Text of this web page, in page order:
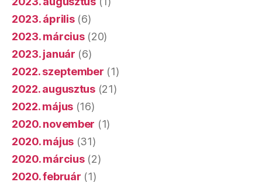
2023. április(6)
2023. március(20)
2023. január (6)
2022. szeptember (1)
2022. augusztus(21)
2022. május (16)
2020. november (1)
2020. május (31)
2020. március(2)
2020. február (1)